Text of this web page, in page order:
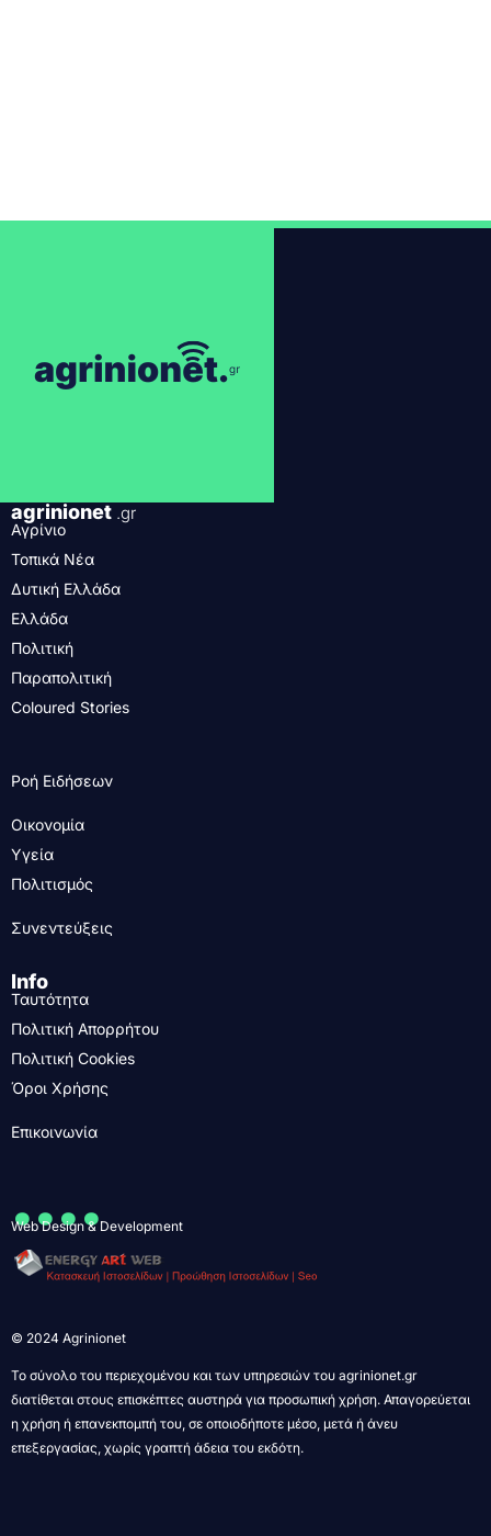
agrinionet .gr
Αγρίνιο
Τοπικά Νέα
Δυτική Ελλάδα
Ελλάδα
Πολιτική
Παραπολιτική
Coloured Stories
Ροή Ειδήσεων
Οικονομία
Υγεία
Πολιτισμός
Συνεντεύξεις
Info
Ταυτότητα
Πολιτική Απορρήτου
Πολιτική Cookies
Όροι Χρήσης
Επικοινωνία
....
Web Design & Development
© 2024 Agrinionet
Το σύνολο του περιεχομένου και των υπηρεσιών του agrinionet.gr
διατίθεται στους επισκέπτες αυστηρά για προσωπική χρήση. Απαγορεύεται
η χρήση ή επανεκπομπή του, σε οποιοδήποτε μέσο, μετά ή άνευ
επεξεργασίας, χωρίς γραπτή άδεια του εκδότη.